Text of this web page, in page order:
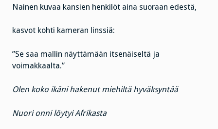
Nainen kuvaa kansien henkilöt aina suoraan edestä,
kasvot kohti kameran linssiä:
”Se saa mallin näyttämään itsenäiseltä ja
voimakkaalta.”
Olen koko ikäni hakenut miehiltä hyväksyntää
Nuori onni löytyi Afrikasta